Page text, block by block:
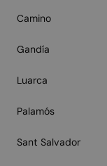
Camino
Gandía
Luarca
Palamós
Sant Salvador